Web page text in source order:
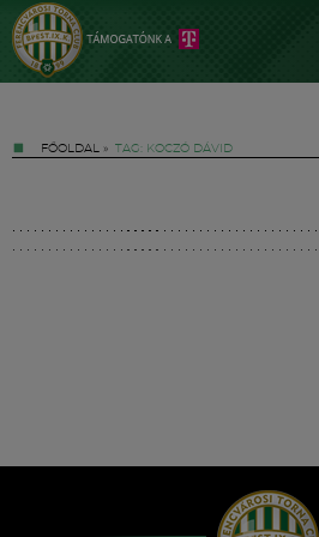
FŐOLDAL » TAG: KOCZÓ DÁVID
Hírek